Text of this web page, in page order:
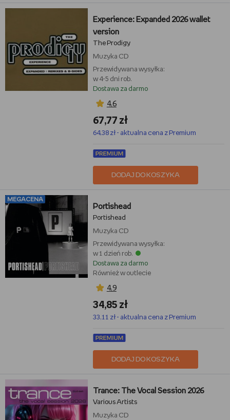
Experience: Expanded 2026 wallet
version
The Prodigy
Muzyka CD
Przewidywana wysyłka:
w 4-5 dni rob.
Dostawa za darmo
4,6
67,77 zł
64,38 zł - aktualna cena z Premium
DODAJ DO KOSZYKA
MEGACENA
Portishead
Portishead
Muzyka CD
Przewidywana wysyłka:
w 1 dzień rob.
Dostawa za darmo
Również w outlecie
4,9
34,85 zł
33,11 zł - aktualna cena z Premium
DODAJ DO KOSZYKA
Trance: The Vocal Session 2026
Various Artists
Muzyka CD